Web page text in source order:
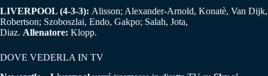
LIVERPOOL (4-3-3): Alisson; Alexander-Arnold, Konatè, Van Dijk,
Robertson; Szoboszlai, Endo, Gakpo; Salah, Jota,
Diaz. Allenatore: Klopp.
DOVE VEDERLA IN TV